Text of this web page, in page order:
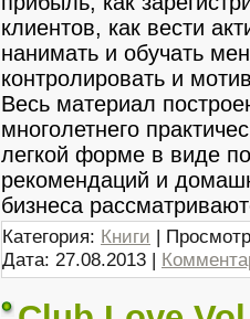
клиентов, как вести
нанимать и обучать
контролировать и
Весь материал
многолетнего
легкой форме в виде
рекомендаций и
бизнеса
Категория: Книги |
Дата: 27.08.2013 |